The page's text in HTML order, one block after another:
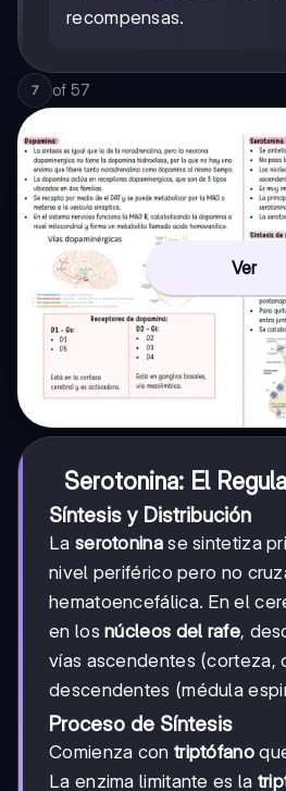
recompensas.
7 of 57
Ver
Serotonina: El
Síntesis y Distribución
La serotoninase sintetiza
nivel periférico pero no
hematoencefálica. En el
en losnúcleos del rafe,
vías ascendentes (corteza,
descendentes (médula
Proceso de Síntesis
Comienza con triptófano
La enzima limitante es la